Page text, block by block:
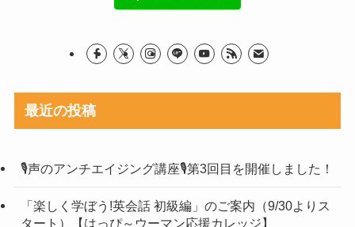
最近の投稿
🎙声のアンチエイジング講座🎙第3回目を開催しました！
「楽しく学ぼう!英会話 初級編」のご案内（9/30よりス
タート）【はっぴ～ウーマン応援カレッジ】